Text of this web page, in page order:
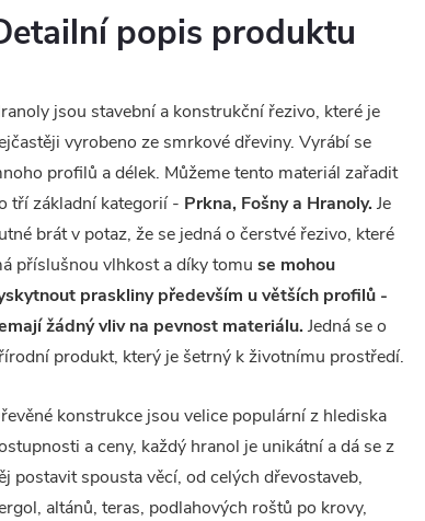
popis produktu
jsou stavební a konstrukční řezivo, které je
vyrobeno ze smrkové dřeviny. Vyrábí se
profilů a délek. Můžeme tento materiál zařadit
tří základní kategorií - Prkna, Fošny a Hranoly. Je
brát v potaz, že se jedná o čerstvé řezivo, které
příslušnou vlhkost a díky tomu se mohou
praskliny především u větších profilů -
žádný vliv na pevnost materiálu. Jedná se o
produkt, který je šetrný k životnímu prostředí.
konstrukce jsou velice populární z hlediska
a ceny, každý hranol je unikátní a dá se z
postavit spousta věcí, od celých dřevostaveb,
altánů, teras, podlahových roštů po krovy,